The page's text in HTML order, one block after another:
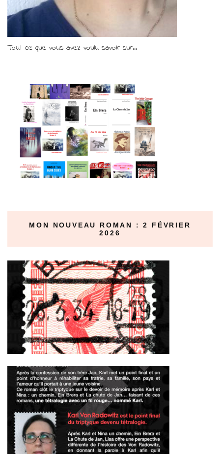
Tout ce que vous avez voulu savoir sur...
MON NOUVEAU ROMAN : 2 FÉVRIER
2026